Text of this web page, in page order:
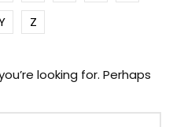
Z
looking for. Perhaps